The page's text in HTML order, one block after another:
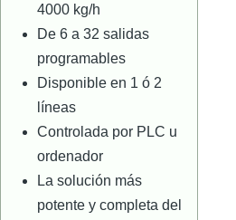
4000 kg/h
De 6 a 32 salidas
programables
Disponible en 1 ó 2
líneas
Controlada por PLC u
ordenador
La solución más
potente y completa del